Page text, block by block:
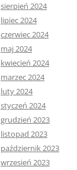
sierpień 2024
lipiec 2024
czerwiec 2024
maj 2024
kwiecień 2024
marzec 2024
luty 2024
styczeń 2024
grudzień 2023
listopad 2023
październik 2023
wrzesień 2023